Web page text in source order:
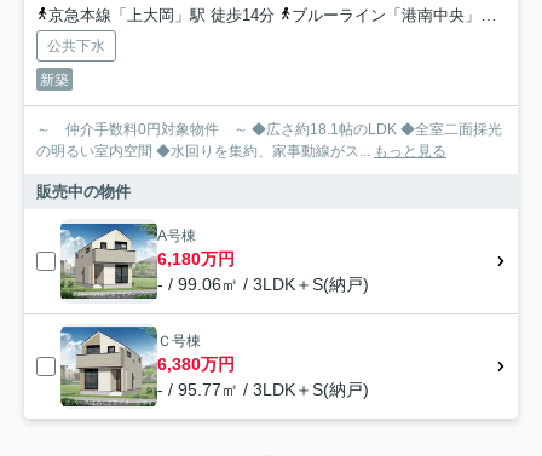
京急本線「上大岡」駅 徒歩14分
ブルーライン「港南中央」駅 徒歩16分
公共下水
新築
～ 仲介手数料0円対象物件 ～ ◆広さ約18.1帖のLDK ◆全室二面採光
の明るい室内空間 ◆水回りを集約、家事動線がス... もっと見る
販売中の物件
A号棟
6,180万円
- / 99.06㎡ / 3LDK＋S(納戸)
Ｃ号棟
6,380万円
- / 95.77㎡ / 3LDK＋S(納戸)